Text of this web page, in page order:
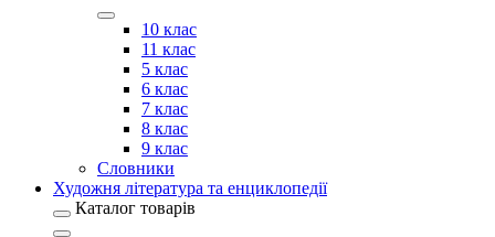
10 клас
11 клас
5 клас
6 клас
7 клас
8 клас
9 клас
Словники
Художня література та енциклопедії
Каталог товарів